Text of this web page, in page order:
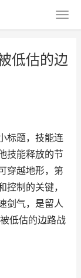
低估的边
标题，技能连
技能释放的节
穿越地形，第
制的关键，
剑气，是留人
低估的边路战